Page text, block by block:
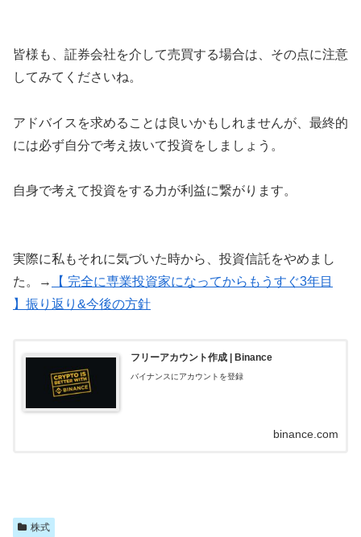
皆様も、証券会社を介して売買する場合は、その点に注意
してみてくださいね。
アドバイスを求めることは良いかもしれませんが、最終的
には必ず自分で考え抜いて投資をしましょう。
自身で考えて投資をする力が利益に繋がります。
実際に私もそれに気づいた時から、投資信託をやめまし
た。→
【 完全に専業投資家になってからもうすぐ3年目
】振り返り&今後の方針
フリーアカウント作成 | Binance
バイナンスにアカウントを登録
binance.com
株式